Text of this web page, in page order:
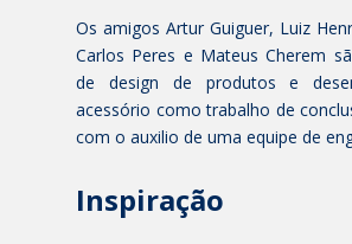
Os amigos Artur Guiguer, Luiz
Carlos Peres e Mateus Cherem
de design de produtos e
acessório como trabalho de
com o auxilio de uma equipe de
Inspiração